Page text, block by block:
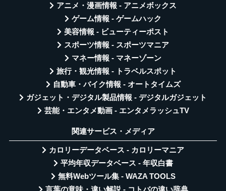
アニメ・漫画情報 - アニメボックス
ゲーム情報 - ゲームハック
美容情報 - ビューティーポスト
スポーツ情報 - スポーツマニア
マネー情報 - マネーゾーン
旅行・観光情報 - トラベルスポット
自動車・バイク情報 - オートタイムズ
ガジェット・デジタル製品情報 - デジタルガジェット
芸能・エンタメ動画 - エンタメラッシュTV
関連サービス・メディア
カロリーデータベース - カロリーマニア
平均年収データベース - 年収白書
無料Webツール集 - WAZA TOOLS